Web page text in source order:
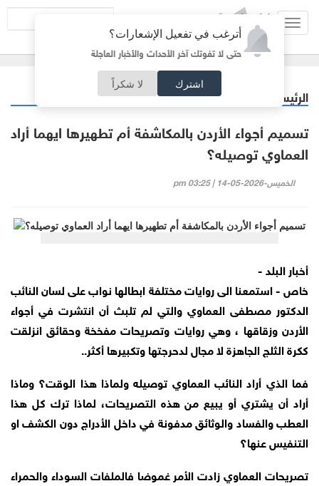
أترغب في تفعيل الإشعارات؟
حتى لا تفوتك آخر الأحداث والأخبار العاجلة
اشترك لا شكراً
الرئيسية
تسميم أجواء الأردن بالمكاشفة أم تطهيرها ايهما أراد
العماوي توصيله؟
الخميس-2026-05-14 | 03:25 pm
أخبار البلد -
خاص - استمعنا الى روايات مختلفة ابطالها نواب على لسان النائب
الدكتور مصطفى العماوي والتي لم تلبث أن انتشرت في أجواء
الأردن وزقاقها ، وهي روايات وتصريحات مفخخة وحقائق انزلقت
ككرة الثلج الجاهزة لا مجال لدحرجتها وتكبيرها أكثر..
فما الذي أراد النائب العماوي توصيله ولماذا هذا الوقت؟ وماذا
أراد أن يشتري أو يبيع من هذه التصريحات، لماذا ترك كل هذا
العطب والفساد والوثائق مدفونة في داخل الأدراج دون الكشف او
التنفيس عنها؟
تصريحات العماوي زادت الأمر غموضا فالملفات السوداء والحمراء